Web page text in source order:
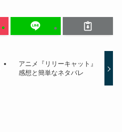
アニメ『リリーキャット』
感想と簡単なネタバレ